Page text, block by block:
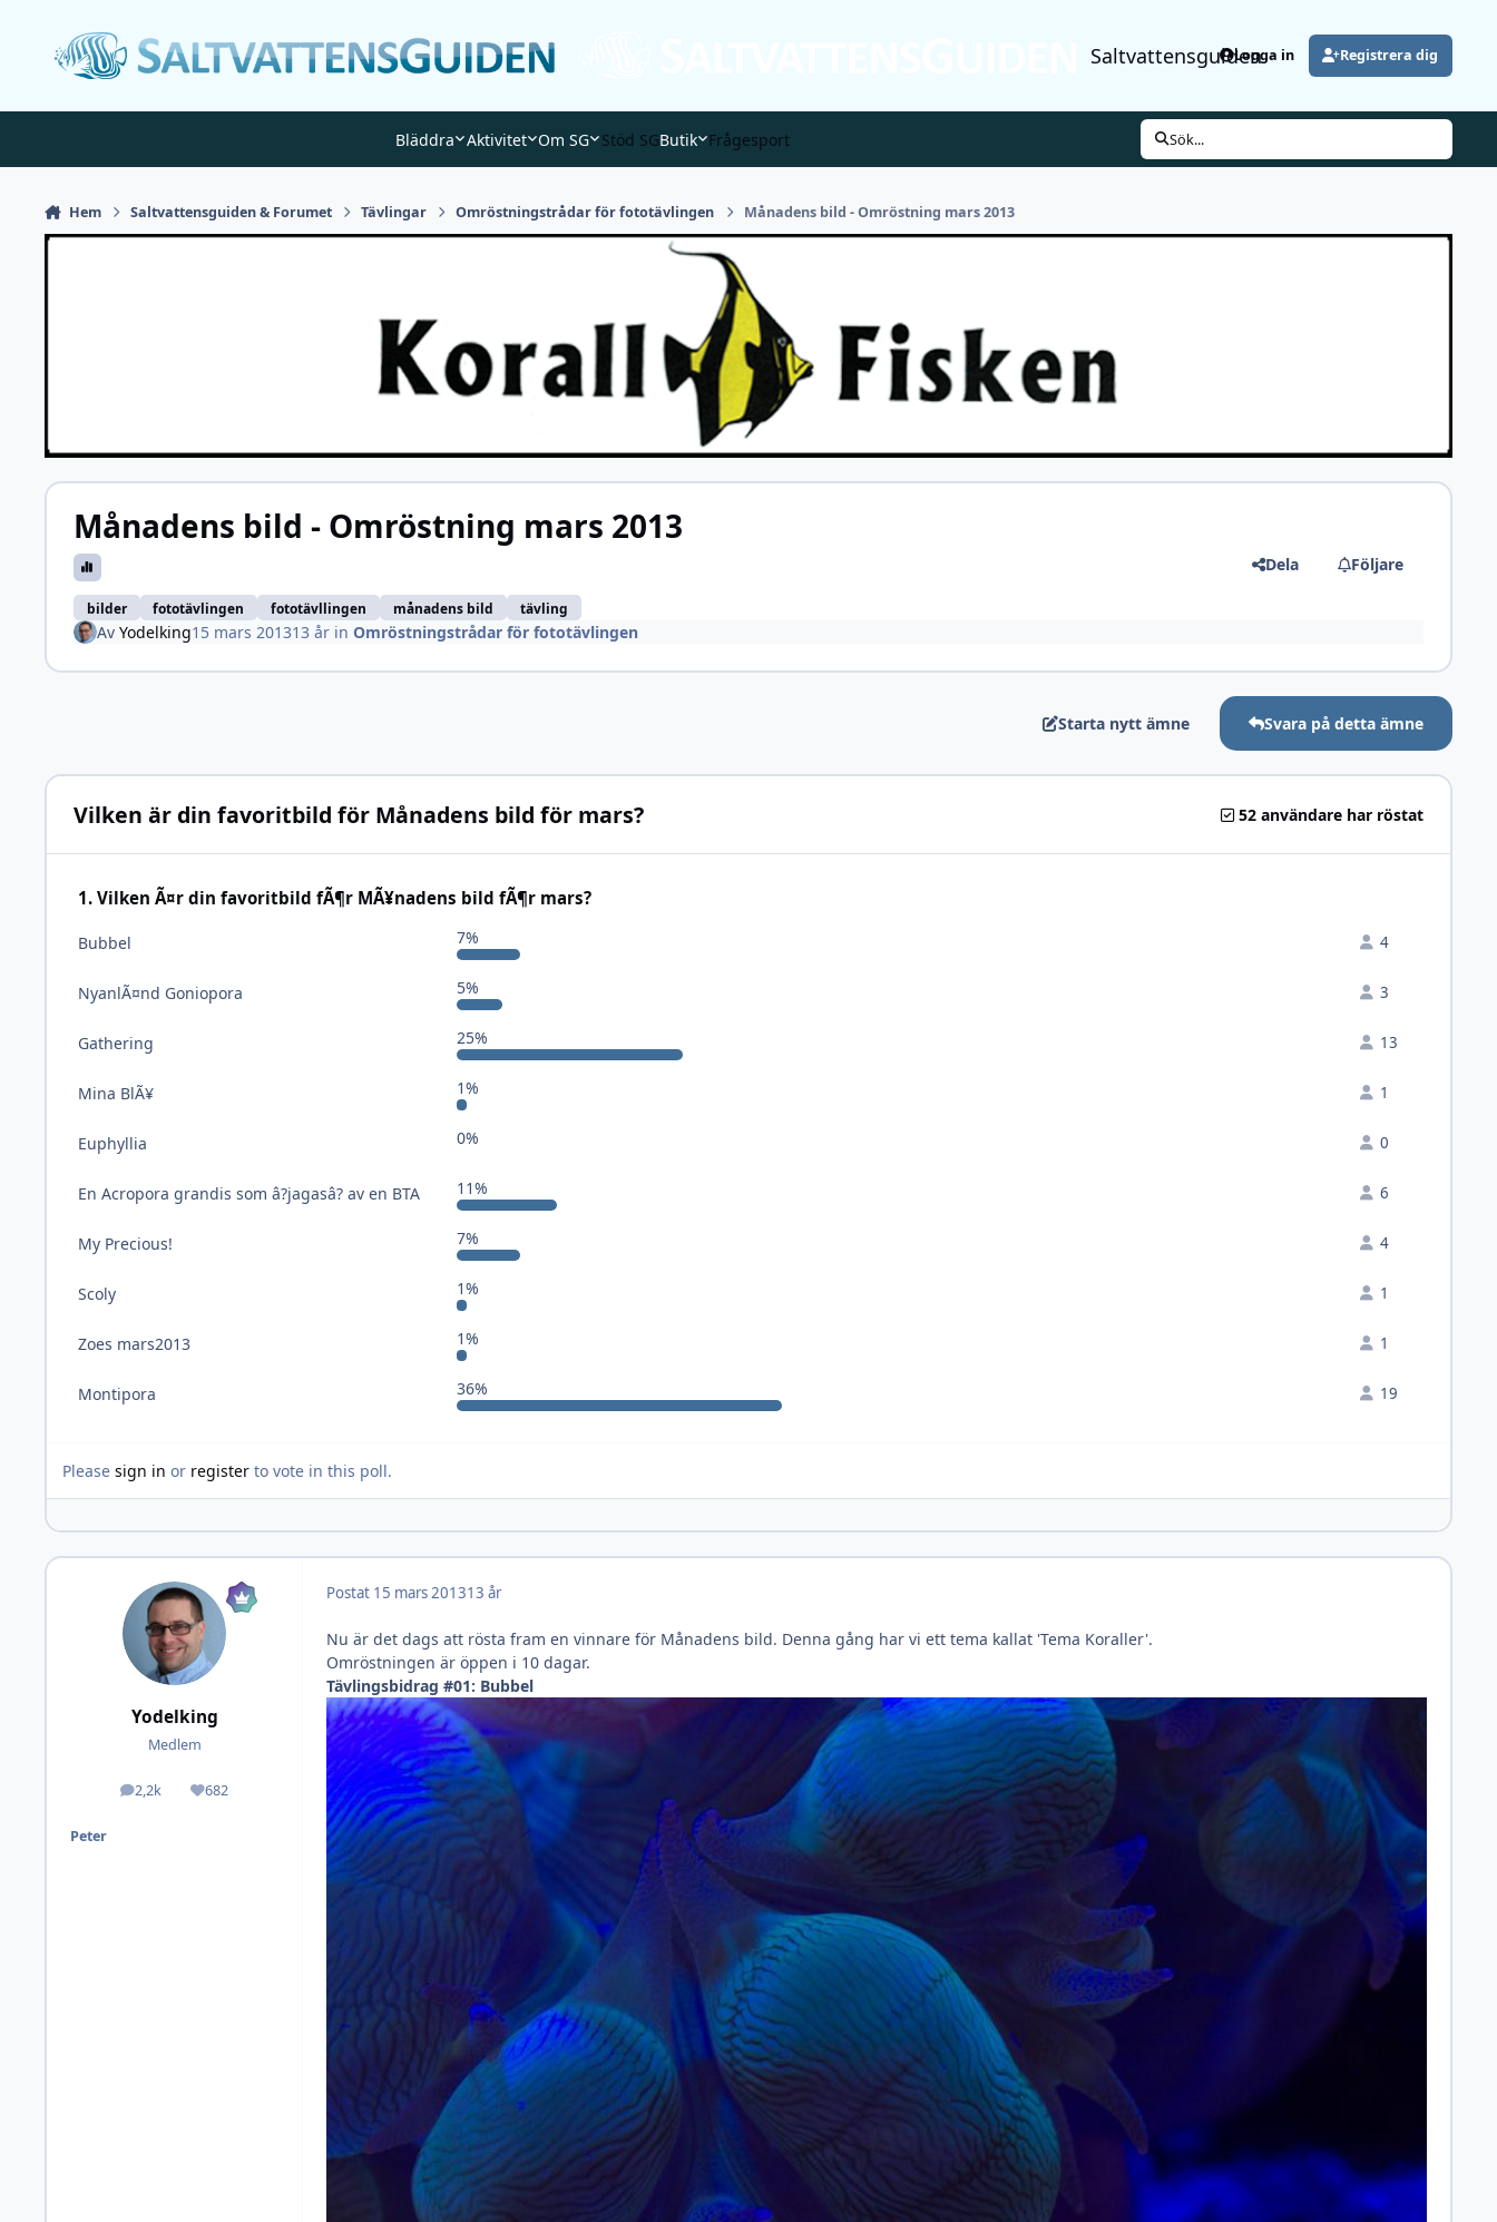
SaltvattensguidenLogga in Registrera dig
Bläddra Aktivitet Om SG Stöd SGButik Frågesport Sök...
Hem Saltvattensguiden & Forumet Tävlingar Omröstningstrådar för fototävlingen Månadens bild - Omröstning mars 2013
Månadens bild - Omröstning mars 2013
bilder fototävlingen fototävllingen månadens bild tävling
Dela Följare
Av Yodelking15 mars 201313 årin Omröstningstrådar för fototävlingen
Starta nytt ämne Svara på detta ämne
Vilken är din favoritbild för Månadens bild för mars? 52 användare har röstat
1. Vilken Ã¤r din favoritbild fÃ¶r MÃ¥nadens bild fÃ¶r mars?
Bubbel 7% 4
NyanlÃ¤nd Goniopora 5% 3
Gathering 25% 13
Mina BlÃ¥ 1% 1
Euphyllia 0% 0
En Acropora grandis som â?jagasâ? av en BTA 11% 6
My Precious! 7% 4
Scoly 1% 1
Zoes mars2013 1% 1
Montipora 36% 19
Please sign in or register to vote in this poll.
Yodelking
Medlem
2,2k
Inlägg 682
Omdöme
Peter
Postat 15 mars 201313 år
Nu är det dags att rösta fram en vinnare för Månadens bild. Denna gång har vi ett tema kallat 'Tema Koraller'.
Omröstningen är öppen i 10 dagar.
Tävlingsbidrag #01: Bubbel